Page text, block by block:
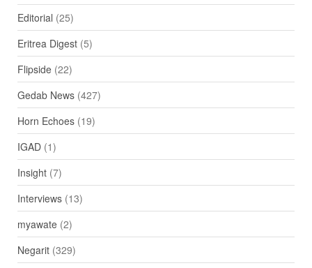
Editorial (25)
Eritrea Digest(5)
Flipside(22)
Gedab News(427)
Horn Echoes(19)
IGAD(1)
Insight(7)
Interviews(13)
myawate(2)
Negarit(329)